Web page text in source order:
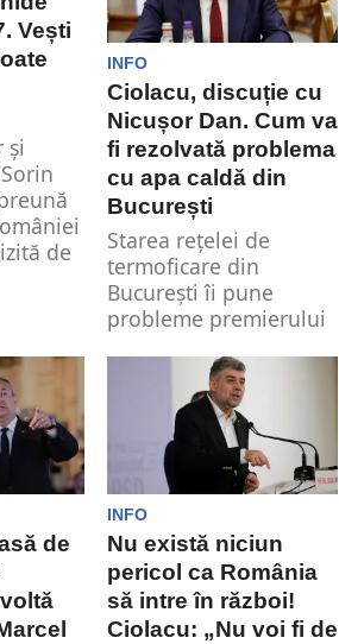
Vești
și
de
INFO
Ciolacu, discuție cu
Nicușor Dan. Cum va
fi rezolvată problema
cu apa caldă din
București
Starea reţelei de
termoficare din
Bucureşti îi pune
probleme premierului
o discuție...
de
INFO
Nu există niciun
pericol ca România
să intre în război!
Ciolacu: „Nu voi fi de